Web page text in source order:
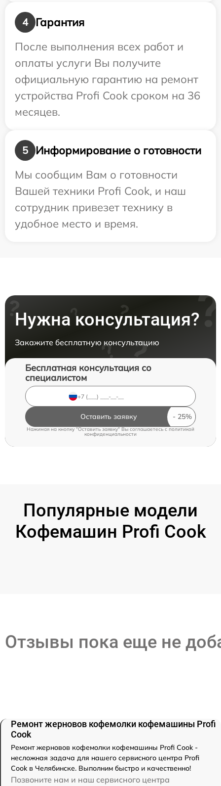
4
Гарантия
После выполнения всех работ и
оплаты услуги Вы получите
официальную гарантию на ремонт
устройства Profi Cook сроком на 36
месяцев.
5
Информирование о готовности
Мы сообщим Вам о готовности
Вашей техники Profi Cook, и наш
сотрудник привезет технику в
удобное место и время.
Нужна консультация?
Закажите бесплатную консультацию
Бесплатная консультация со
специалистом
Оставить заявку
Нажимая на кнопку "Оставить заявку" Вы соглашаетесь c политикой
конфиденциальности
Популярные модели
Кофемашин Profi Cook
Отзывы пока еще не
Ремонт жерновов кофемолки кофемашины Profi
Cook
Ремонт жерновов кофемолки кофемашины Profi Cook -
несложная задача для нашего сервисного центра Profi
Cook в Челябинске. Выполним быстро и качественно!
Позвоните нам и наш сервисного центра